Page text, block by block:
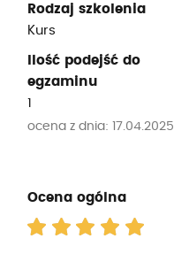
Rodzaj szkolenia
Kurs
Ilość podejść do
egzaminu
1
ocena z dnia: 17.04.2025
Ocena ogólna